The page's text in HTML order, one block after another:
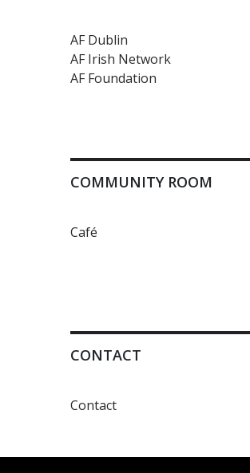
AF Dublin
AF Irish Network
AF Foundation
COMMUNITY ROOM
Café
CONTACT
Contact